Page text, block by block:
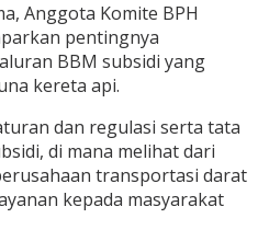
Anggota Komite BPH
pentingnya
BBM subsidi yang
kereta api.
dan regulasi serta tata
di mana melihat dari
transportasi darat
kepada masyarakat